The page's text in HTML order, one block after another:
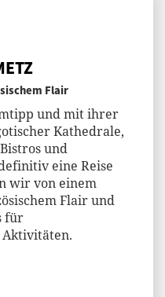
Flair
und mit ihrer
Kathedrale,
und
eine Reise
wir von einem
Flair und
für